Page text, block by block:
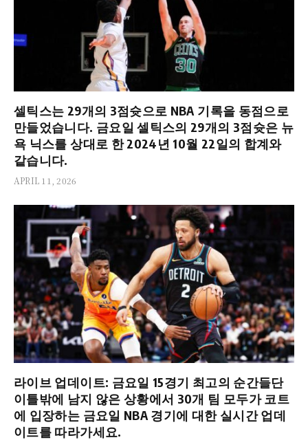
셀틱스는 29개의 3점슛으로 NBA 기록을 동점으로
만들었습니다. 금요일 셀틱스의 29개의 3점슛은 뉴
욕 닉스를 상대로 한 2024년 10월 22일의 합계와
같습니다.
APRIL 11, 2026
라이브 업데이트: 금요일 15경기 최고의 순간들단
이틀밖에 남지 않은 상황에서 30개 팀 모두가 코트
에 입장하는 금요일 NBA 경기에 대한 실시간 업데
이트를 따라가세요.